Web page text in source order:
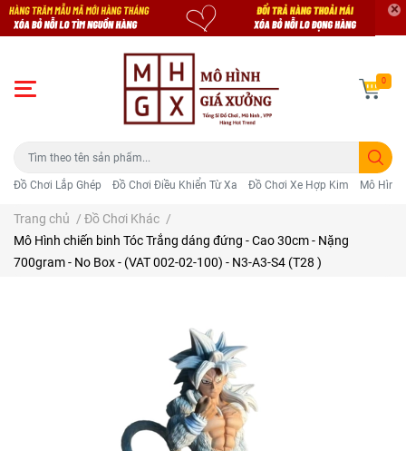
Đồ Chơi Lắp Ghép Đồ Chơi Điều Khiển Từ Xa Đồ Chơi Xe Hợp Kim Mô Hình
0
Trang chủ / Đồ Chơi Khác /
Mô Hình chiến binh Tóc Trắng dáng đứng - Cao 30cm - Nặng
700gram - No Box - (VAT 002-02-100) - N3-A3-S4 (T28 )